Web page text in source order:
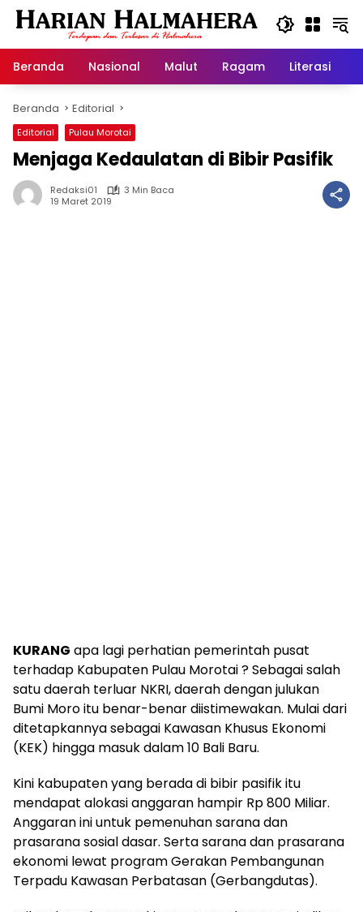
Langsung
Beranda
Nasional Malut Ragam Literasi
Beranda Editorial
Editorial Pulau Morotai
Menjaga Kedaulatan di Bibir Pasifik
Redaksi01
3 Min Baca
19 Maret 2019
KURANG apa lagi perhatian pemerintah pusat
terhadap Kabupaten Pulau Morotai ? Sebagai salah
satu daerah terluar NKRI, daerah dengan julukan
Bumi Moro itu benar-benar diistimewakan. Mulai dari
ditetapkannya sebagai Kawasan Khusus Ekonomi
(KEK) hingga masuk dalam 10 Bali Baru.
Kini kabupaten yang berada di bibir pasifik itu
mendapat alokasi anggaran hampir Rp 800 Miliar.
Anggaran ini untuk pemenuhan sarana dan
prasarana sosial dasar. Serta sarana dan prasarana
ekonomi lewat program Gerakan Pembangunan
Terpadu Kawasan Perbatasan (Gerbangdutas).